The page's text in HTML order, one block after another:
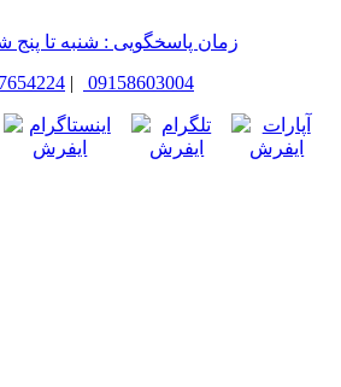
زمان پاسخگویی : شنبه تا پنج شنبه ،
| 09158603004